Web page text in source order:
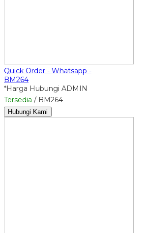
Quick Order - Whatsapp -
BM264
*Harga Hubungi ADMIN
Tersedia / BM264
Hubungi Kami